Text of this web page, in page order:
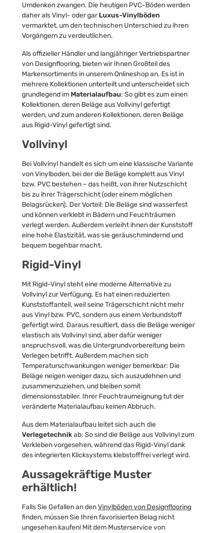
Umdenken zwangen. Die heutigen PVC-Böden werden
daher als Vinyl- oder garLuxus-Vinylböden
vermarktet, um den technischen Unterschied zu ihren
Vorgängern zu verdeutlichen.
Als offizieller Händler und langjähriger Vertriebspartner
von Designflooring, bieten wir Ihnen Großteil des
Markensortiments in unserem Onlineshop an. Es ist in
mehrere Kollektionen unterteilt und unterscheidet sich
grundlegend im Materialaufbau: So gibt es zum einen
Kollektionen, deren Beläge aus Vollvinyl gefertigt
werden, und zum anderen Kollektionen, deren Beläge
aus Rigid-Vinyl gefertigt sind.
Vollvinyl
Bei Vollvinyl handelt es sich um eine klassische Variante
von Vinylboden, bei der die Beläge komplett aus Vinyl
bzw. PVC bestehen – das heißt, von ihrer Nutzschicht
bis zu ihrer Trägerschicht (oder einem möglichen
Belagsrücken). Der Vorteil: Die Beläge sind wasserfest
und können verklebt in Bädern und Feuchträumen
verlegt werden. Außerdem verleiht ihnen der Kunststoff
eine hohe Elastizität, was sie geräuschmindernd und
bequem begehbar macht.
Rigid-Vinyl
Mit Rigid-Vinyl steht eine moderne Alternative zu
Vollvinyl zur Verfügung. Es hat einen reduzierten
Kunststoffanteil, weil seine Trägerschicht nicht mehr
aus Vinyl bzw. PVC, sondern aus einem Verbundstoff
gefertigt wird. Daraus resultiert, dass die Beläge weniger
elastisch als Vollvinyl sind, aber dafür weniger
anspruchsvoll, was die Untergrundvorbereitung beim
Verlegen betrifft. Außerdem machen sich
Temperaturschwankungen weniger bemerkbar: Die
Beläge neigen weniger dazu, sich auszudehnen und
zusammenzuziehen, und bleiben somit
dimensionsstabiler. Ihrer Feuchtraumeignung tut der
veränderte Materialaufbau keinen Abbruch.
Aus dem Materialaufbau leitet sich auch die
Verlegetechnikab: So sind die Beläge aus Vollvinyl zum
Verkleben vorgesehen, während das Rigid-Vinyl dank
des integrierten Klicksystems klebstofffrei verlegt wird.
Aussagekräftige Muster
erhältlich!
Falls Sie Gefallen an denVinylböden von Designflooring
finden, müssen Sie Ihren favorisierten Belag nicht
ungesehen kaufen! Mit dem Musterservice von